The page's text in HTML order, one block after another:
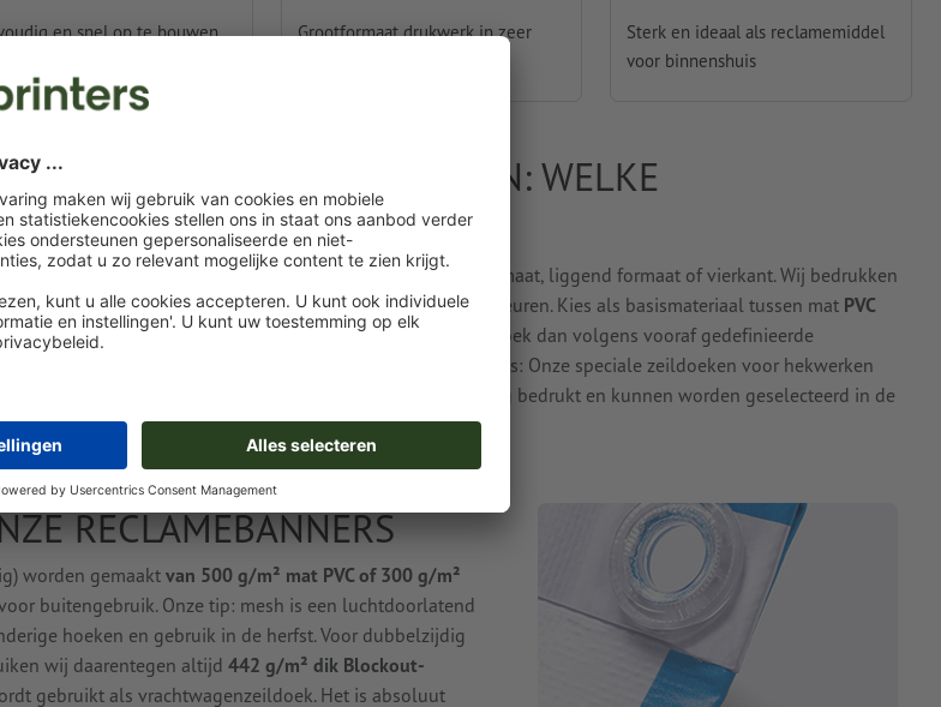
en snel op te bouwen,
Grootformaat drukwerk in zeer
Sterk en ideaal als reclamemiddel
voor binnenshuis
PVC-SPANDOEK BEDRUKKEN: WELKE
MOGELIJKHEDEN ZIJN ER?
Bij ons kunt u PVC-spandoeken bedrukken in staand formaat, liggend formaat of vierkant. Wij bedrukken
uw reclamebanner enkel- of dubbelzijdig altijd in vier kleuren. Kies als basismateriaal tussen mat PVC
en meshdoek. Wij produceren het door u gewenste zeildoek dan volgens vooraf gedefinieerde
afmetingen of uw individuele formaatgegevens. Trouwens: Onze speciale zeildoeken voor hekwerken
en bouwschuttingen worden altijd enkelzijdig vierkleurig bedrukt en kunnen worden geselecteerd in de
categorie spandoeken, 4/0-kleurig.
RECLAMEBANNERS
worden gemaakt van 500 g/m² mat PVC of 300 g/m²
buitengebruik. Onze tip: mesh is een luchtdoorlatend
hoeken en gebruik in de herfst. Voor dubbelzijdig
wij daarentegen altijd 442 g/m² dik Blockout-
gebruikt als vrachtwagenzeildoek. Het is absoluut